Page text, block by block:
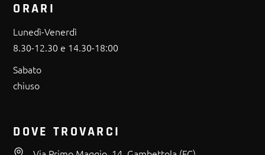
ORARI
Lunedì-Venerdì
8.30-12.30 e 14.30-18:00
Sabato
chiuso
DOVE TROVARCI